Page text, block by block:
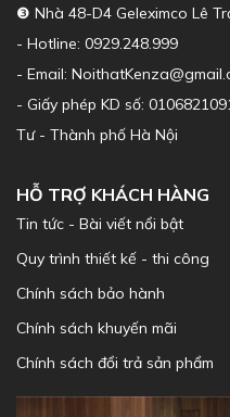
❸ Nhà 48-D4 Geleximco Lê
- Hotline: 0929.248.999
- Email:
- Giấy phép KD số:
Tư - Thành phố Hà Nội
HỖ TRỢ KHÁCH HÀNG
Tin tức - Bài viết nổi bật
Quy trình thiết kế - thi công
Chính sách bảo hành
Chính sách khuyến mãi
Chính sách đổi trả sản phẩm